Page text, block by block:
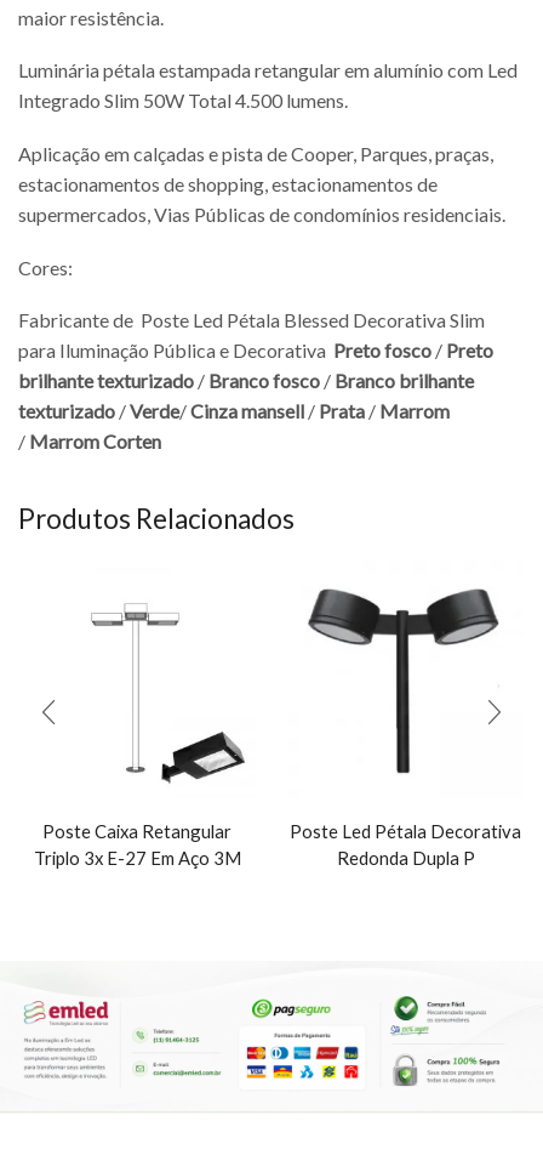
maior resistência.
Luminária pétala estampada retangular em alumínio com Led
Integrado Slim 50W Total 4.500 lumens.
Aplicação em calçadas e pista de Cooper, Parques, praças,
estacionamentos de shopping, estacionamentos de
supermercados, Vias Públicas de condomínios residenciais.
Cores:
Fabricante de Poste Led Pétala Blessed Decorativa Slim
para Iluminação Pública e Decorativa Preto fosco / Preto
brilhante texturizado / Branco fosco / Branco brilhante
texturizado /Verde/Cinza mansell / Prata / Marrom
/ Marrom Corten
Produtos Relacionados
Poste Caixa Retangular
Triplo 3x E-27 Em Aço 3M
Poste Led Pétala Decorativa
Redonda Dupla P